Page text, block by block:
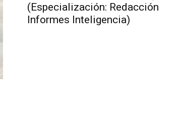
(Especialización: Redacción
Informes Inteligencia)